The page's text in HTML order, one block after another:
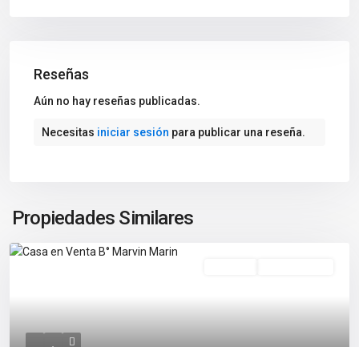
Reseñas
Aún no hay reseñas publicadas.
Necesitas iniciar sesión para publicar una reseña.
Propiedades Similares